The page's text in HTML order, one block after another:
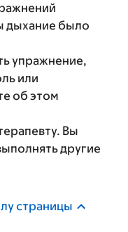
дыхание было
упражнение,
или
об этом
Вы
другие
страницы